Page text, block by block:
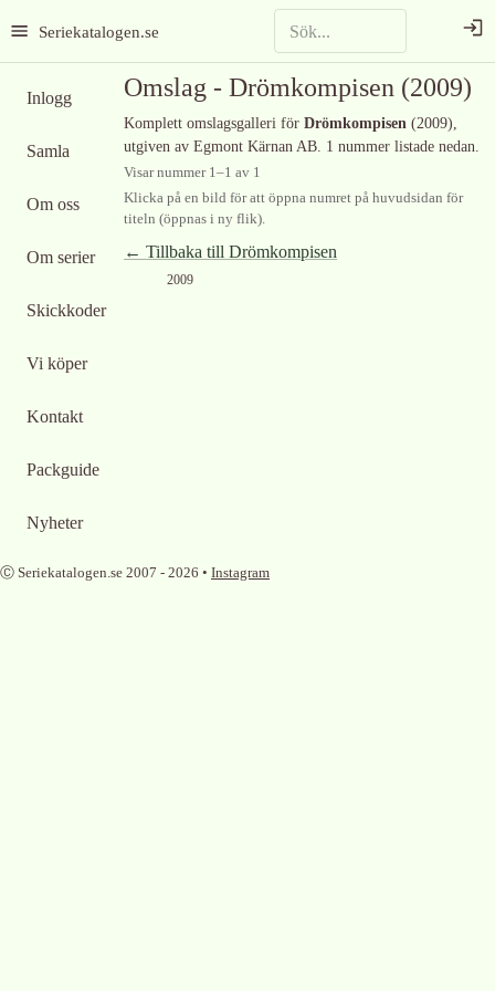
Seriekatalogen.se
Inlogg
Samla
Om oss
Om serier
Skickkoder
Vi köper
Kontakt
Packguide
Nyheter
Omslag - Drömkompisen (2009)
Komplett omslagsgalleri för Drömkompisen (2009),
utgiven av Egmont Kärnan AB. 1 nummer listade nedan.
Visar nummer 1–1 av 1
Klicka på en bild för att öppna numret på huvudsidan för
titeln (öppnas i ny flik).
← Tillbaka till Drömkompisen
2009
Ⓒ Seriekatalogen.se 2007 - 2026 • Instagram